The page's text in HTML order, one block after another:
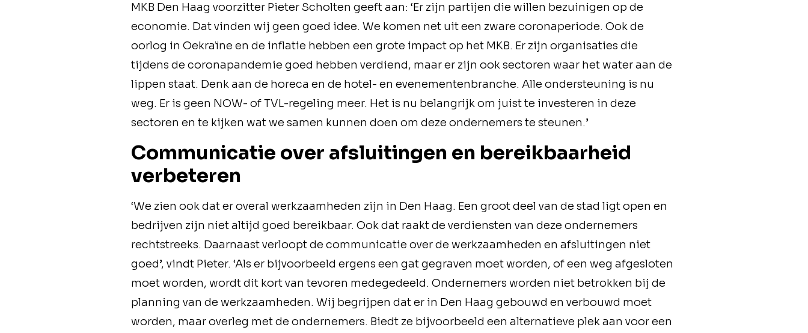
MKB Den Haag voorzitter Pieter Scholten geeft aan: ‘Er zijn partijen die willen bezuinigen op de
economie. Dat vinden wij geen goed idee. We komen net uit een zware coronaperiode. Ook de
oorlog in Oekraïne en de inflatie hebben een grote impact op het MKB. Er zijn organisaties die
tijdens de coronapandemie goed hebben verdiend, maar er zijn ook sectoren waar het water aan de
lippen staat. Denk aan de horeca en de hotel- en evenementenbranche. Alle ondersteuning is nu
weg. Er is geen NOW- of TVL-regeling meer. Het is nu belangrijk om juist te investeren in deze
sectoren en te kijken wat we samen kunnen doen om deze ondernemers te steunen.’
Communicatie over afsluitingen en bereikbaarheid
verbeteren
‘We zien ook dat er overal werkzaamheden zijn in Den Haag. Een groot deel van de stad ligt open en
bedrijven zijn niet altijd goed bereikbaar. Ook dat raakt de verdiensten van deze ondernemers
rechtstreeks. Daarnaast verloopt de communicatie over de werkzaamheden en afsluitingen niet
goed’, vindt Pieter. ‘Als er bijvoorbeeld ergens een gat gegraven moet worden, of een weg afgesloten
moet worden, wordt dit kort van tevoren medegedeeld. Ondernemers worden niet betrokken bij de
planning van de werkzaamheden. Wij begrijpen dat er in Den Haag gebouwd en verbouwd moet
worden, maar overleg met de ondernemers. Biedt ze bijvoorbeeld een alternatieve plek aan voor een